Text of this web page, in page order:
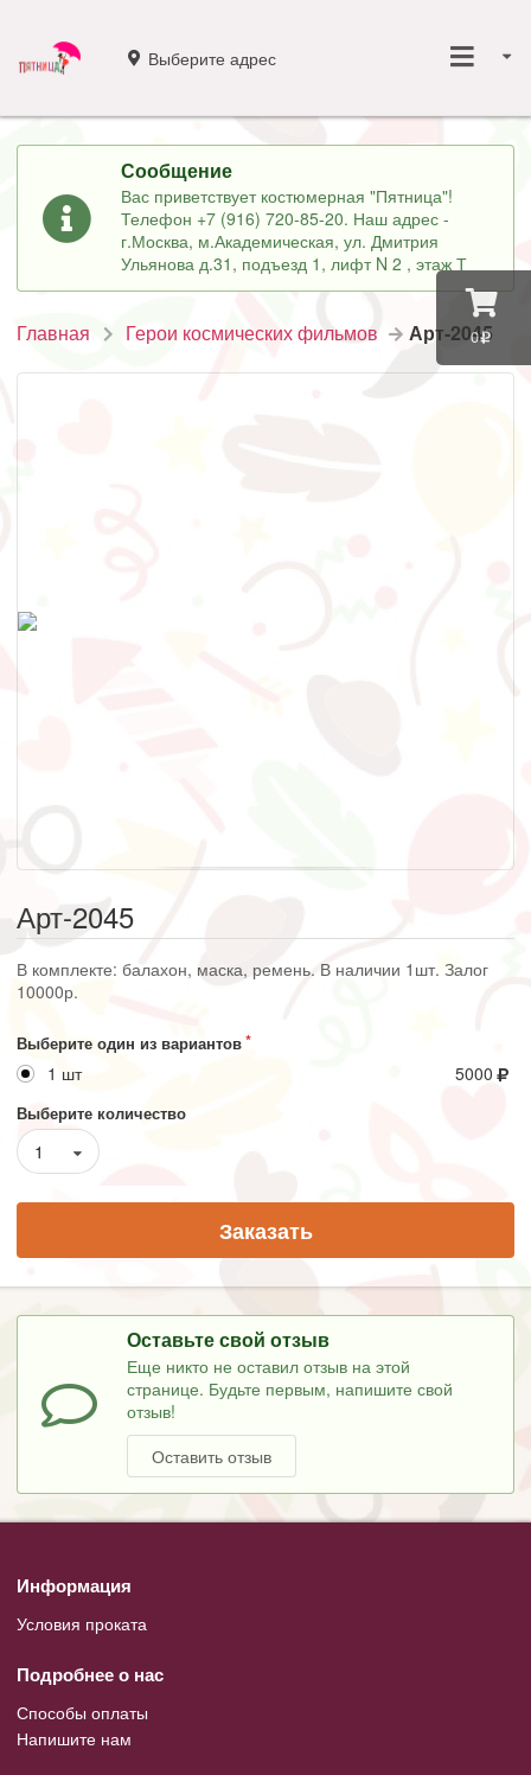
0
Выберите адрес
Сообщение
Вас приветствует костюмерная "Пятница"!
Телефон +7 (916) 720-85-20. Наш адрес -
г.Москва, м.Академическая, ул. Дмитрия
Ульянова д.31, подъезд 1, лифт N 2 , этаж Т
Главная Герои космических фильмов Арт-2045
Арт-2045
В комплекте: балахон, маска, ремень. В наличии 1шт. Залог
10000р.
Выберите один из вариантов
1 шт 5000
Выберите количество
1
Заказать
Оставьте свой отзыв
Еще никто не оставил отзыв на этой
странице. Будьте первым, напишите свой
отзыв!
Оставить отзыв
Информация
Условия проката
Подробнее о нас
Способы оплаты
Напишите нам